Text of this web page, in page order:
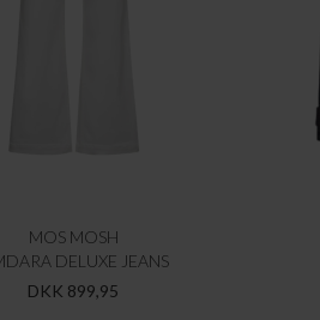
MOS MOSH
DELUXE JEANS
DKK 899,95